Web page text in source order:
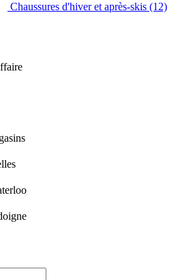
Chaussures d'hiver et après-skis (12)